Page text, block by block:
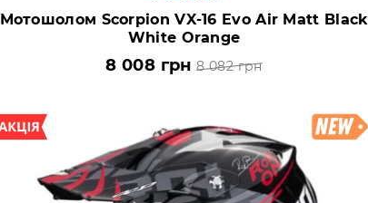
Мотошолом Scorpion VX-16 Evo Air Matt Black
White Orange
8 008 грн 8 082 грн